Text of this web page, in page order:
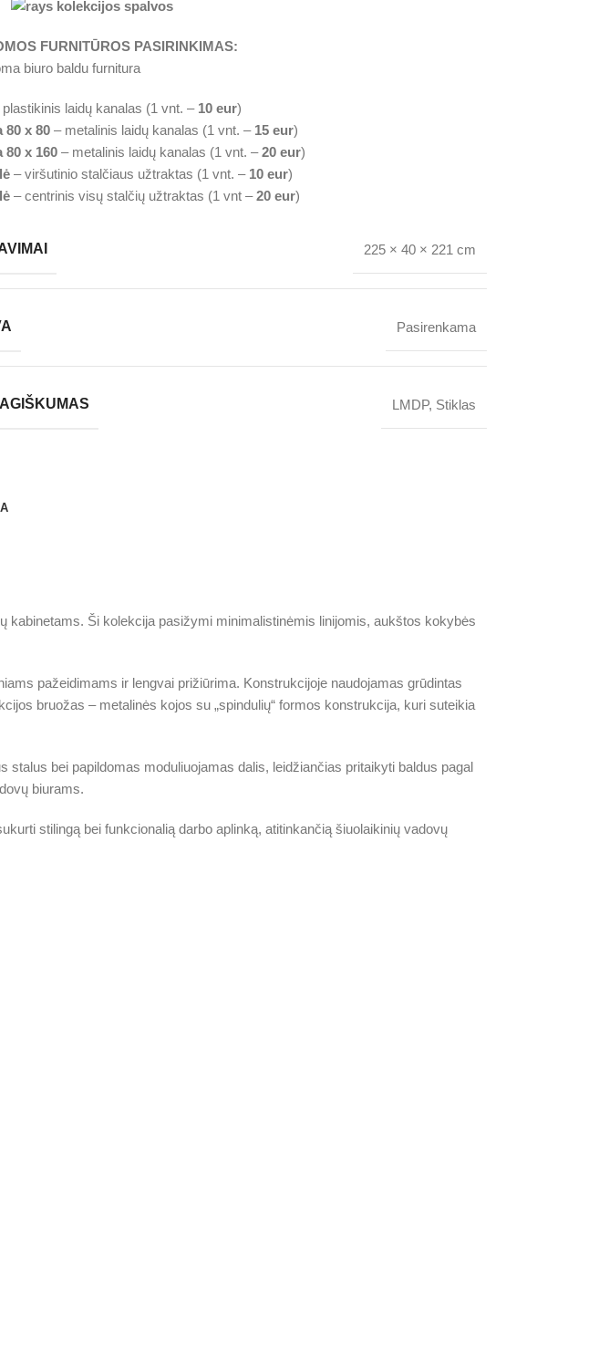
FURNITŪROS PASIRINKIMAS:
laidų kanalas (1 vnt. – 10 eur)
80 x 80– metalinis laidų kanalas (1 vnt. – 15 eur)
80 x 160– metalinis laidų kanalas (1 vnt. –20 eur)
– viršutinio stalčiaus užtraktas (1 vnt. – 10 eur)
– centrinis visų stalčių užtraktas (1 vnt –20 eur)
225 × 40 × 221 cm
Pasirenkama
LMDP, Stiklas
kabinetams. Ši kolekcija pasižymi minimalistinėmis linijomis, aukštos kokybės
pažeidimams ir lengvai prižiūrima. Konstrukcijoje naudojamas grūdintas
bruožas – metalinės kojos su „spindulių“ formos konstrukcija, kuri suteikia
bei papildomas moduliuojamas dalis, leidžiančias pritaikyti baldus pagal
biurams.
stilingą bei funkcionalią darbo aplinką, atitinkančią šiuolaikinių vadovų